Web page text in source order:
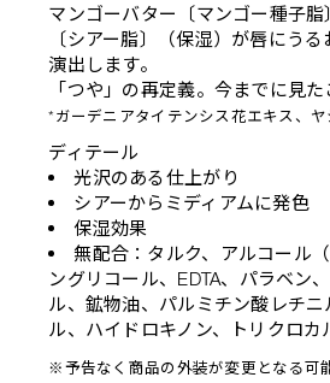
マンゴーバター〔マンゴー種子
〔シアー脂〕（保湿）が唇にう
演出します。
「つや」の再定義。今までに見
*ガーデニアタイテンシス花エキス、ヤ
ディテール
光沢のある仕上がり
シアーからミディアムに発色
保湿効果
無配合：タルク、アルコール
ングリコール、EDTA、パラベン
ル、鉱物油、パルミチン酸レチ
ル、ハイドロキノン、トリクロ
※予告なく商品の外装が変更となる可